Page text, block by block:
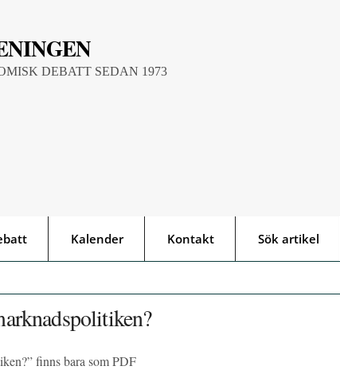
DEBATT SEDAN 1973
Kalender Kontakt Sök artikel
finns bara som PDF